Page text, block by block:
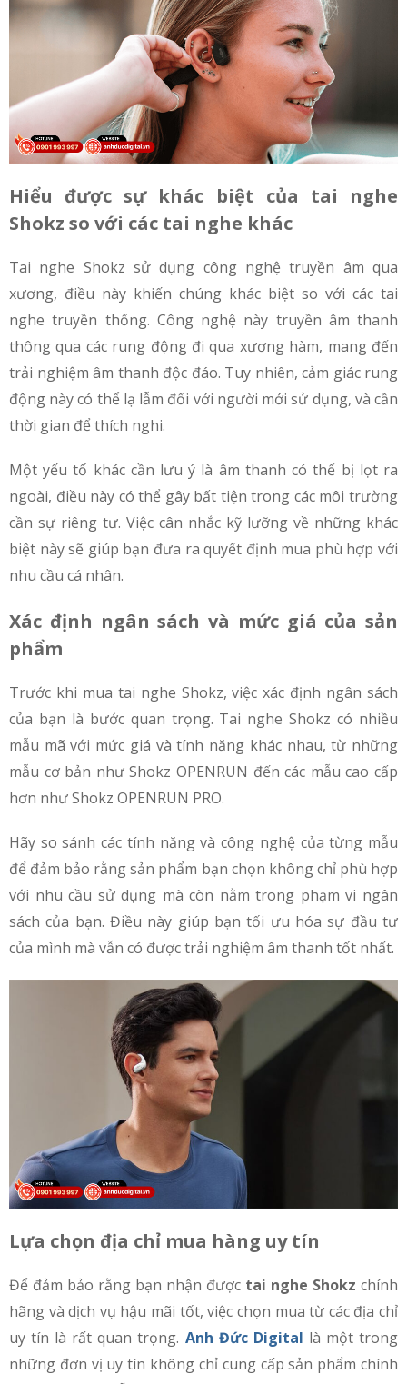
Hiểu được sự khác biệt của tai nghe
Shokz so với các tai nghe khác
Tai nghe Shokz sử dụng công nghệ truyền âm qua
xương, điều này khiến chúng khác biệt so với các tai
nghe truyền thống. Công nghệ này truyền âm thanh
thông qua các rung động đi qua xương hàm, mang đến
trải nghiệm âm thanh độc đáo. Tuy nhiên, cảm giác rung
động này có thể lạ lẫm đối với người mới sử dụng, và cần
thời gian để thích nghi.
Một yếu tố khác cần lưu ý là âm thanh có thể bị lọt ra
ngoài, điều này có thể gây bất tiện trong các môi trường
cần sự riêng tư. Việc cân nhắc kỹ lưỡng về những khác
biệt này sẽ giúp bạn đưa ra quyết định mua phù hợp với
nhu cầu cá nhân.
Xác định ngân sách và mức giá của sản
phẩm
Trước khi mua tai nghe Shokz, việc xác định ngân sách
của bạn là bước quan trọng. Tai nghe Shokz có nhiều
mẫu mã với mức giá và tính năng khác nhau, từ những
mẫu cơ bản như Shokz OPENRUN đến các mẫu cao cấp
hơn như Shokz OPENRUN PRO.
Hãy so sánh các tính năng và công nghệ của từng mẫu
để đảm bảo rằng sản phẩm bạn chọn không chỉ phù hợp
với nhu cầu sử dụng mà còn nằm trong phạm vi ngân
sách của bạn. Điều này giúp bạn tối ưu hóa sự đầu tư
của mình mà vẫn có được trải nghiệm âm thanh tốt nhất.
Lựa chọn địa chỉ mua hàng uy tín
Để đảm bảo rằng bạn nhận được tai nghe Shokz chính
hãng và dịch vụ hậu mãi tốt, việc chọn mua từ các địa chỉ
uy tín là rất quan trọng. Anh Đức Digital là một trong
những đơn vị uy tín không chỉ cung cấp sản phẩm chính